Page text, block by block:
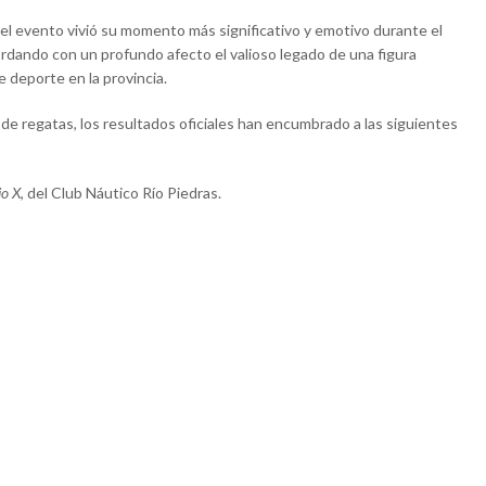
evento vivió su momento más significativo y emotivo durante el
con un profundo afecto el valioso legado de una figura
deporte en la provincia.
regatas, los resultados oficiales han encumbrado a las siguientes
X, del Club Náutico Río Piedras.